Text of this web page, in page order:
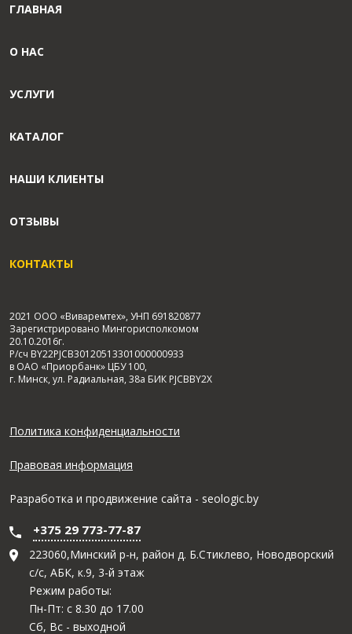
ГЛАВНАЯ
О НАС
УСЛУГИ
КАТАЛОГ
НАШИ КЛИЕНТЫ
ОТЗЫВЫ
КОНТАКТЫ
2021 ООО «Виваремтех», УНП 691820877
Зарегистрировано Мингорисполкомом
20.10.2016г.
Р/сч BY22PJCB30120513301000000933
в ОАО «Приорбанк» ЦБУ 100,
г. Минск, ул. Радиальная, 38а БИК PJCBBY2X
Политика конфиденциальности
Правовая информация
Разработка и продвижение сайта - seologic.by
+375 29 773-77-87
223060,Минский р-н, район д. Б.Стиклево, Новодворский
с/с, АБК, к.9, 3-й этаж
Режим работы:
Пн-Пт: с 8.30 до 17.00
Сб, Вс - выходной